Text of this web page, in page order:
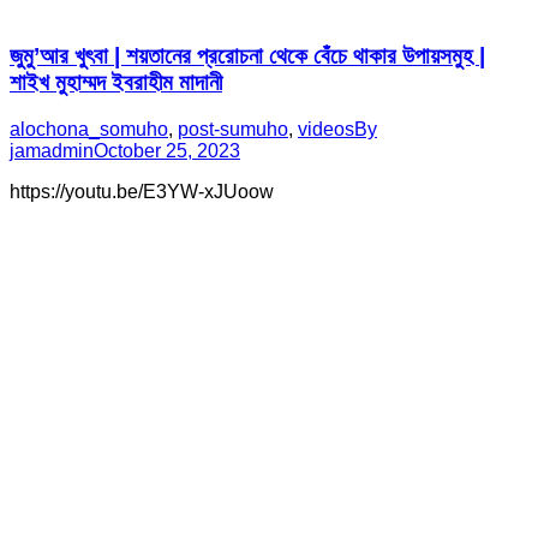
জুমু’আর খুৎবা | শয়তানের প্ররোচনা থেকে বেঁচে থাকার উপায়সমুহ |
শাইখ মুহাম্মদ ইবরাহীম মাদানী
alochona_somuho, post-sumuho, videosBy
jamadminOctober 25, 2023
https://youtu.be/E3YW-xJUoow